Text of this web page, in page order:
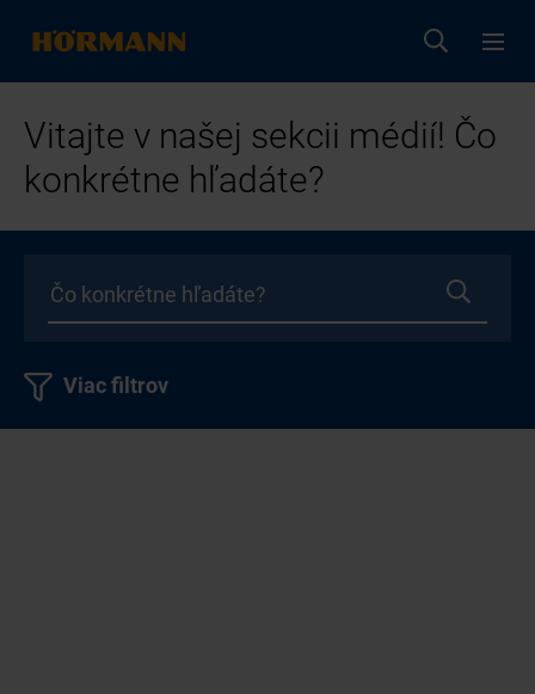
Vitajte v našej sekcii médií! Čo
konkrétne hľadáte?
Viac filtrov